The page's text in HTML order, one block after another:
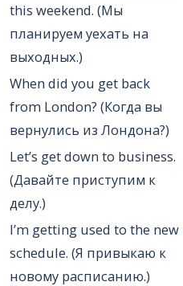
this weekend. (Мы
планируем уехать на
выходных.)
When did you get back
from London? (Когда вы
вернулись из Лондона?)
Let’s get down to business.
(Давайте приступим к
делу.)
I’m getting used to the new
schedule. (Я привыкаю к
новому расписанию.)